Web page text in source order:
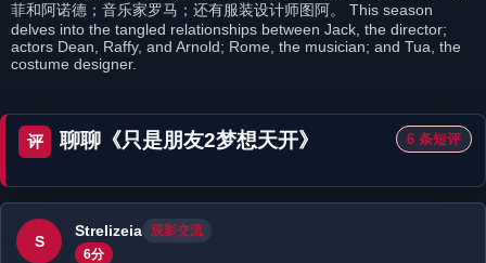
菲和阿诺德；音乐家罗马；还有服装设计师图阿。 This season
delves into the tangled relationships between Jack, the director;
actors Dean, Raffy, and Arnold; Rome, the musician; and Tua, the
costume designer.
评 聊聊《只是朋友2梦想天开》 6 条短评
S
Strelizeia 观影交流
6分